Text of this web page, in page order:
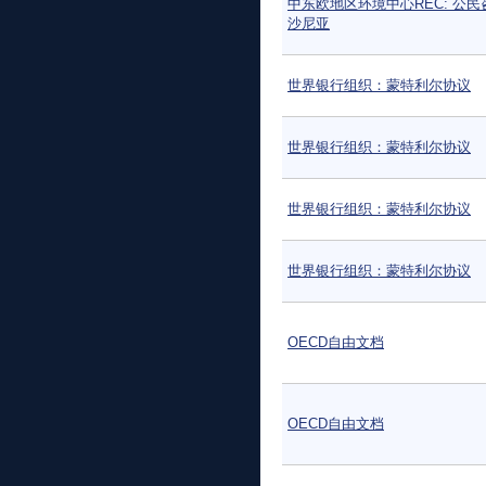
中东欧地区环境中心REC: 公民
沙尼亚
世界银行组织：蒙特利尔协议
世界银行组织：蒙特利尔协议
世界银行组织：蒙特利尔协议
世界银行组织：蒙特利尔协议
OECD自由文档
OECD自由文档